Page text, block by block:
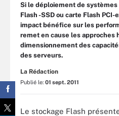
Si le déploiement de systèmes
Flash -SSD ou carte Flash PCI-
impact bénéfice sur les
remet en cause les approches
dimensionnement des
des serveurs.
La Rédaction
Publié le: 01 sept. 2011
Le stockage Flash